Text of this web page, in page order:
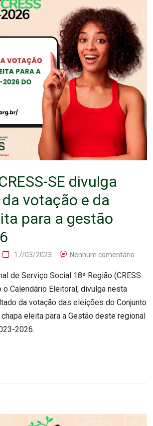
SE divulga
votação e da
para a gestão
17/03/2023 Nenhum comentário
de Serviço Social 18ª Região (CRESS
Calendário Eleitoral, divulga nesta
da votação das eleições do Conjunto
chapa eleita para a Gestão deste regional
2026.